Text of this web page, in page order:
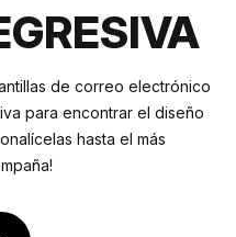
de correo electrónico
para encontrar el diseño
hasta el más